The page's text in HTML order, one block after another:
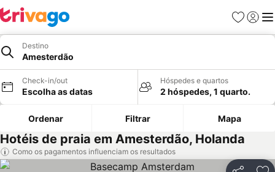
Favoritos
Iniciar
Destino
Amesterdão
Check-in/out
Escolha as datas
Hóspedes e quartos
2 hóspedes, 1 quarto.
Ordenar Filtrar Mapa
Hotéis de praia em Amesterdão, Holanda
Como os pagamentos influenciam os resultados